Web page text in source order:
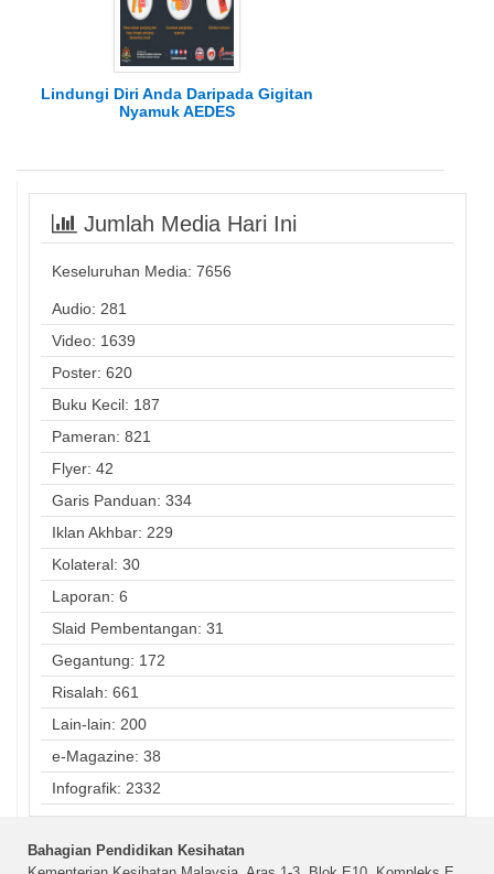
Lindungi Diri Anda Daripada Gigitan
Nyamuk AEDES
Jumlah Media Hari Ini
Keseluruhan Media: 7656
Audio: 281
Video: 1639
Poster: 620
Buku Kecil: 187
Pameran: 821
Flyer: 42
Garis Panduan: 334
Iklan Akhbar: 229
Kolateral: 30
Laporan: 6
Slaid Pembentangan: 31
Gegantung: 172
Risalah: 661
Lain-lain: 200
e-Magazine: 38
Infografik: 2332
Bahagian Pendidikan Kesihatan